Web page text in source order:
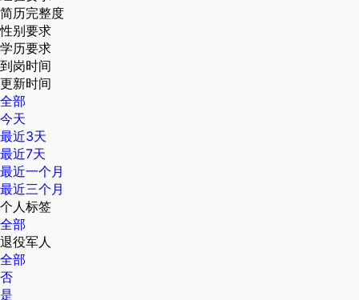
简历完整度
性别要求
学历要求
到岗时间
更新时间
全部
今天
最近3天
最近7天
最近一个月
最近三个月
个人标签
全部
退役军人
全部
否
是